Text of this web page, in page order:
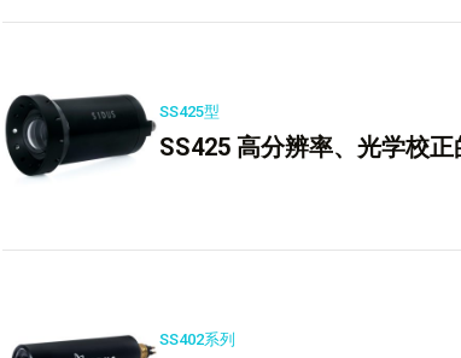
SS425型
SS425 高分辨率、光学校
SS402系列